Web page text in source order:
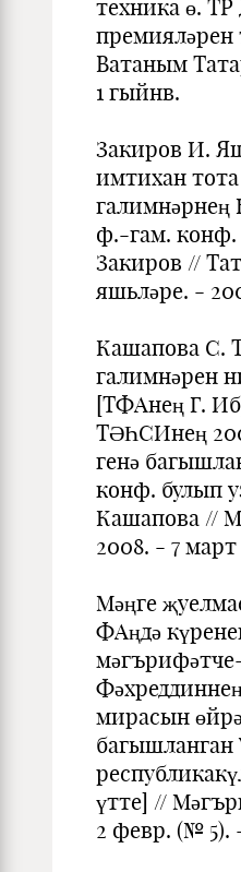
техника ө. ТР
Ватаным
1 гыйнв.
Закиров И.
имтихан
галимнәрнең
ф.-гам. конф.
Закиров //
яшьләре. -
Кашапова С.
галимнәрен
[ТФАнең Г.
ТӘҺСИнең
генә
конф. булып
Кашапова //
2008. - 7
Мәңге
ФАңдә
мирасын
багышланган
үтте] //
2 февр. (№ 5).